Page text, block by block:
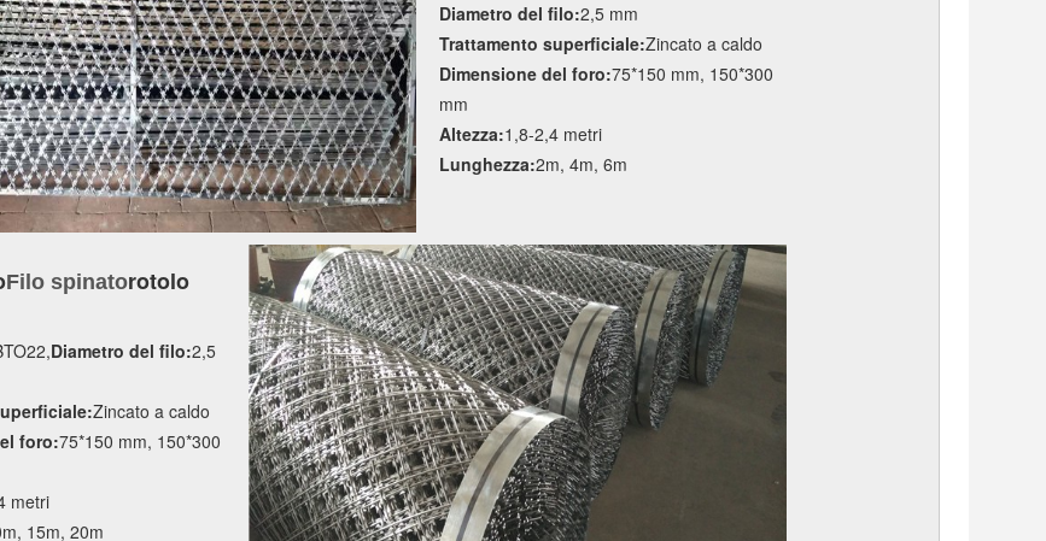
Diametro del filo:2,5 mm
Trattamento superficiale:Zincato a caldo
Dimensione del foro:75*150 mm, 150*300
mm
Altezza:1,8-2,4 metri
Lunghezza:2m, 4m, 6m
Filo spinatorotolo
Diametro del filo:2,5
Zincato a caldo
foro:75*150 mm, 150*300
metri
15m, 20m